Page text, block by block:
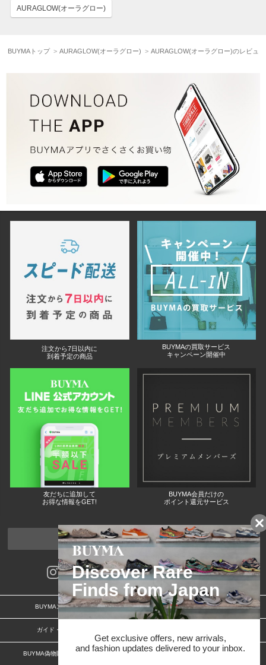
AURAGLOW(オーラグロー)
BUYMAトップ AURAGLOW(オーラグロー) AURAGLOW(オーラグロー)のレビュ
注文から7日以内に
到着予定の商品
BUYMAの買取サービス
キャンペーン開催中
友だちに追加して
お得な情報をGET!
BUYMA会員だけの
ポイント還元サービス
ページトップへ
BUYMAスタートガイド 安心への取り組み
ガイド・お問い合わせ
BUYMA偽物販売防止の取り組み BUYMA CARD